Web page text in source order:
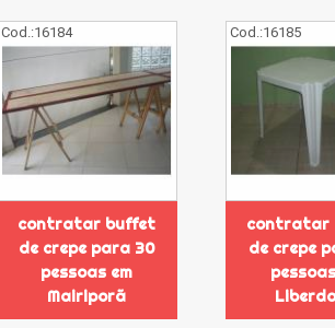
Cod.:16184
contratar buffet
de crepe para 30
pessoas em
Mairiporã
Cod.:16185
contratar
de crepe